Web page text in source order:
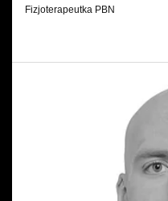
Fizjoterapeutka PBN